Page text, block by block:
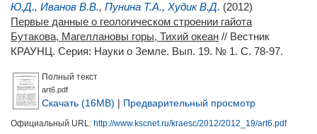
Ю.Д., Иванов В.В., Пунина Т.А., Худик В.Д. (2012)
Первые данные о геологическом строении гайота
Бутакова, Магеллановы горы, Тихий океан // Вестник
КРАУНЦ. Серия: Науки о Земле. Вып. 19. № 1. С. 78-97.
Полный текст
art6.pdf
Скачать (16MB) | Предварительный просмотр
Официальный URL: http://www.kscnet.ru/kraesc/2012/2012_19/art6.pdf